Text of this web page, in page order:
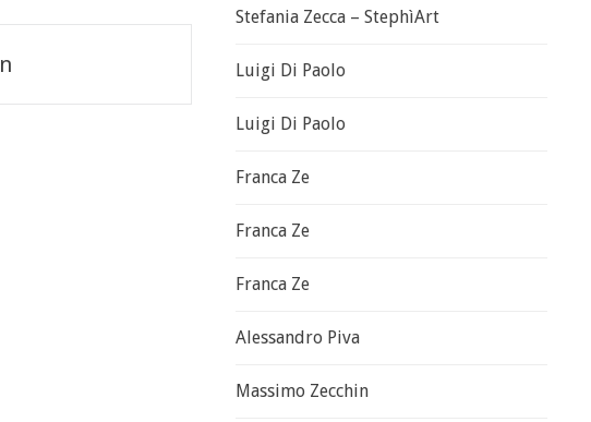
Stefania Zecca – StephìArt
Luigi Di Paolo
Luigi Di Paolo
Franca Ze
Franca Ze
Franca Ze
Alessandro Piva
Massimo Zecchin